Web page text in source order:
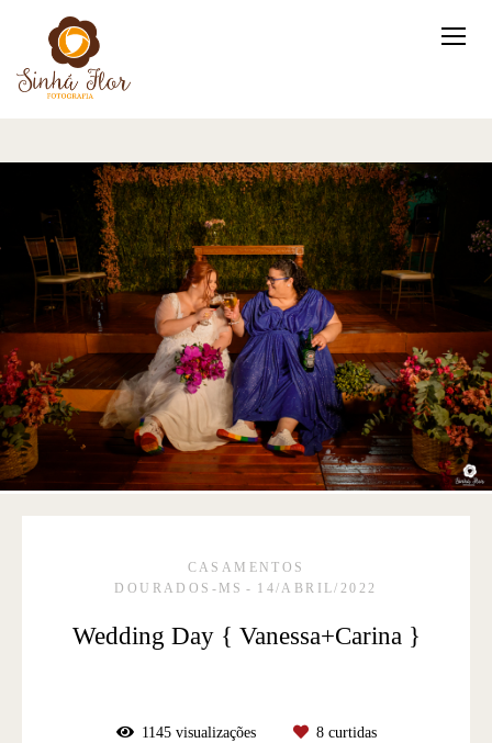
CASAMENTOS
DOURADOS-MS
14/ABRIL/2022
Wedding Day { Vanessa+Carina }
1145visualizações 8curtidas